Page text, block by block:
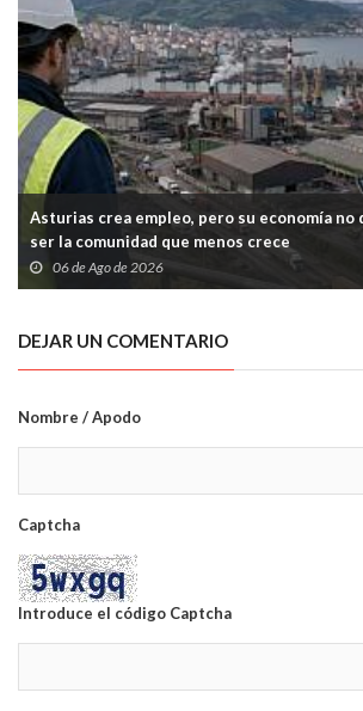
Asturias crea empleo, pero su economía no
ser la comunidad que menos crece
06 de Ago de 2026
DEJAR UN COMENTARIO
Nombre / Apodo
Captcha
Introduce el código Captcha